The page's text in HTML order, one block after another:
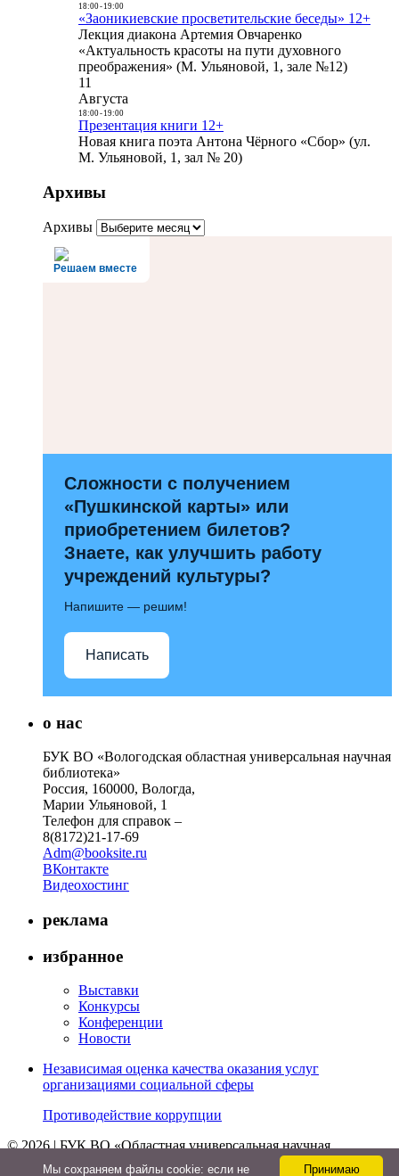
18:00- 19:00
«Заоникиевские просветительские беседы» 12+
Лекция диакона Артемия Овчаренко
«Актуальность красоты на пути духовного
преображения» (М. Ульяновой, 1, зале №12)
11
Августа
18:00- 19:00
Презентация книги 12+
Новая книга поэта Антона Чёрного «Сбор» (ул.
М. Ульяновой, 1, зал № 20)
Архивы
Архивы
Решаем вместе
Сложности с получением
«Пушкинской карты» или
приобретением билетов?
Знаете, как улучшить работу
учреждений культуры?
Напишите — решим!
Написать
о нас
БУК ВО «Вологодская областная универсальная научная
библиотека»
Россия, 160000, Вологда,
Марии Ульяновой, 1
Телефон для справок –
8(8172)21-17-69
Adm@booksite.ru
ВКонтакте
Видеохостинг
реклама
избранное
Выставки
Конкурсы
Конференции
Новости
Независимая оценка качества оказания услуг
организациями социальной сферы
Противодействие коррупции
© 2026 | БУК ВО «Областная универсальная научная
библиотека»
Принимаю
Мы cохраняем файлы cookie: если не